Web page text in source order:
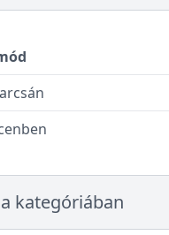
kategóriában